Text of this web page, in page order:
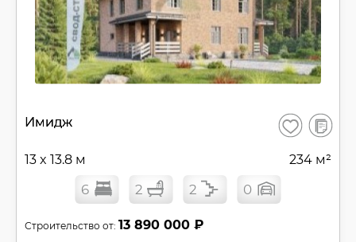
Имидж Сохранить
В
13 x 13.8 м 234 м²
6 2 2 0
Строительство от: 13 890 000 ₽